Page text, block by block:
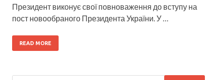
Президент виконує свої повноваження до вступу на
пост новообраного Президента України. У …
READ MORE